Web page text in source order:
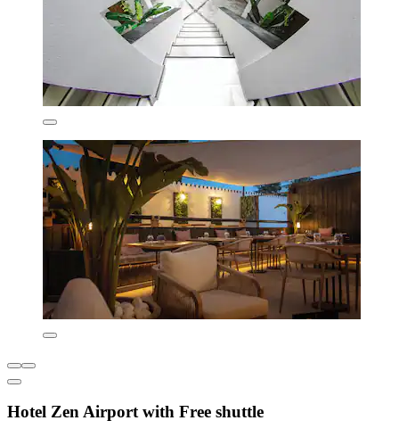
Hotel Zen Airport with Free shuttle